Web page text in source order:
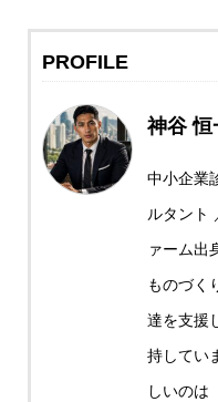
PROFILE
神谷 恒
中小企業
ルタント
ァーム出
ものづく
達を支援
持してい
しいのは